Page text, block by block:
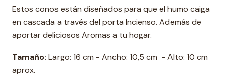
Estos conos están diseñados para que el humo caiga
en cascada a través del porta Incienso. Además de
aportar deliciosos Aromas a tu hogar.
Tamaño: Largo: 16 cm - Ancho: 10,5 cm - Alto: 10 cm
aprox.